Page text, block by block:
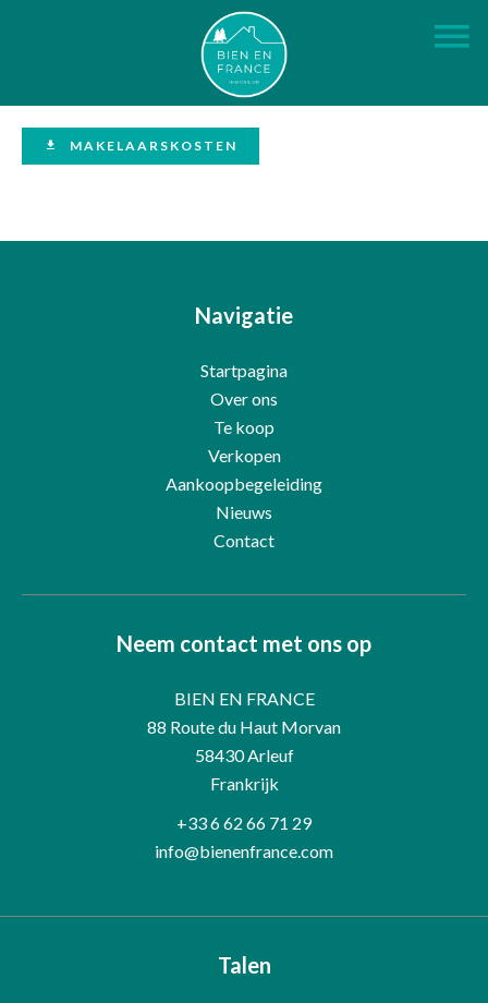
MAKELAARSKOSTEN
Navigatie
Startpagina
Over ons
Te koop
Verkopen
Aankoopbegeleiding
Nieuws
Contact
Neem contact met ons op
BIEN EN FRANCE
88 Route du Haut Morvan
58430Arleuf
Frankrijk
+33 6 62 66 71 29
info@bienenfrance.com
Talen